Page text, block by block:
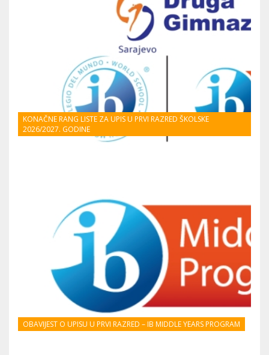
KONAČNE RANG LISTE ZA UPIS U PRVI RAZRED ŠKOLSKE
2026/2027. GODINE
OBAVIJEST O UPISU U PRVI RAZRED – IB MIDDLE YEARS PROGRAM